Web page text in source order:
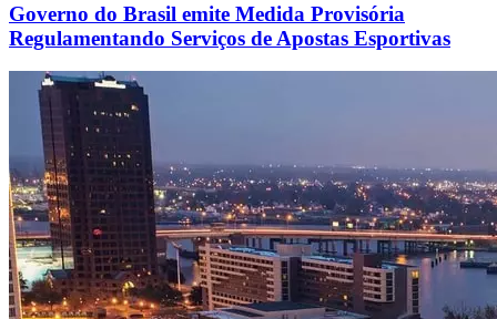
Governo do Brasil emite Medida Provisória
Regulamentando Serviços de Apostas Esportivas